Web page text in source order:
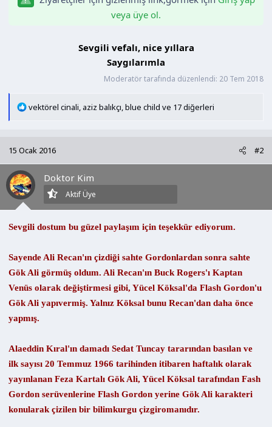
n
veya üye ol.
Sevgili vefalı, nice yıllara
Saygılarımla​
Moderatör tarafında düzenlendi: 20 Tem 2018
T
i
l
e
r
vektörel cinali aziz balıkçı blue child ve 17 diğerleri
15 Ocak 2016 #2
Doktor Kim
Aktif Üye
Sevgili dostum bu güzel paylaşım için teşekkür ediyorum.
Sayende Ali Recan'ın çizdiği sahte Gordonlardan sonra sahte
Gök Ali görmüş oldum. Ali Recan'ın Buck Rogers'ı Kaptan
Venüs olarak değiştirmesi gibi, Yücel Köksal'da Flash Gordon'u
Gök Ali yapıvermiş. Yalnız Köksal bunu Recan'dan daha önce
yapmış.
Alaeddin Kıral'ın damadı Sedat Tuncay tararından basılan ve
ilk sayısı 20 Temmuz 1966 tarihinden itibaren haftalık olarak
yayınlanan Feza Kartalı Gök Ali, Yücel Köksal tarafından Fash
Gordon serüvenlerine Flash Gordon yerine Gök Ali karakteri
konularak çizilen bir bilimkurgu çizgiromanıdır.